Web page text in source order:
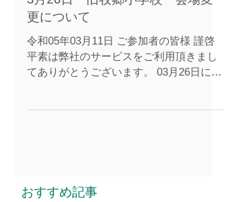
更について
令和05年03月11日 ご参加者の皆様 謹啓
平素は弊社のサービスをご利用頂きまし
てありがとうございます。 03月26日に予
おすすめ記事